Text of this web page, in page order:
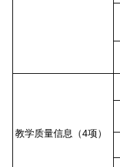
教学质量信息（4项）